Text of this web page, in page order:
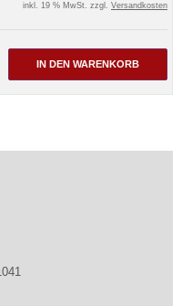
inkl. 19 % MwSt. zzgl. Versandkosten
IN DEN WARENKORB